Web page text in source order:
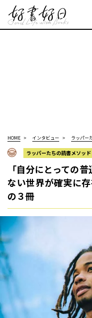
HOME インタビュー ラッパー
ラッパーたちの読書メソッド
「自分にとっての
ない世界が確実に
の３冊